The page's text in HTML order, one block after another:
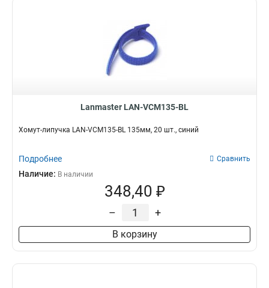
Lanmaster LAN-VCM135-BL
Хомут-липучка LAN-VCM135-BL 135мм, 20 шт., синий
Подробнее Сравнить
Наличие: В наличии
348,40 ₽
– +
В корзину